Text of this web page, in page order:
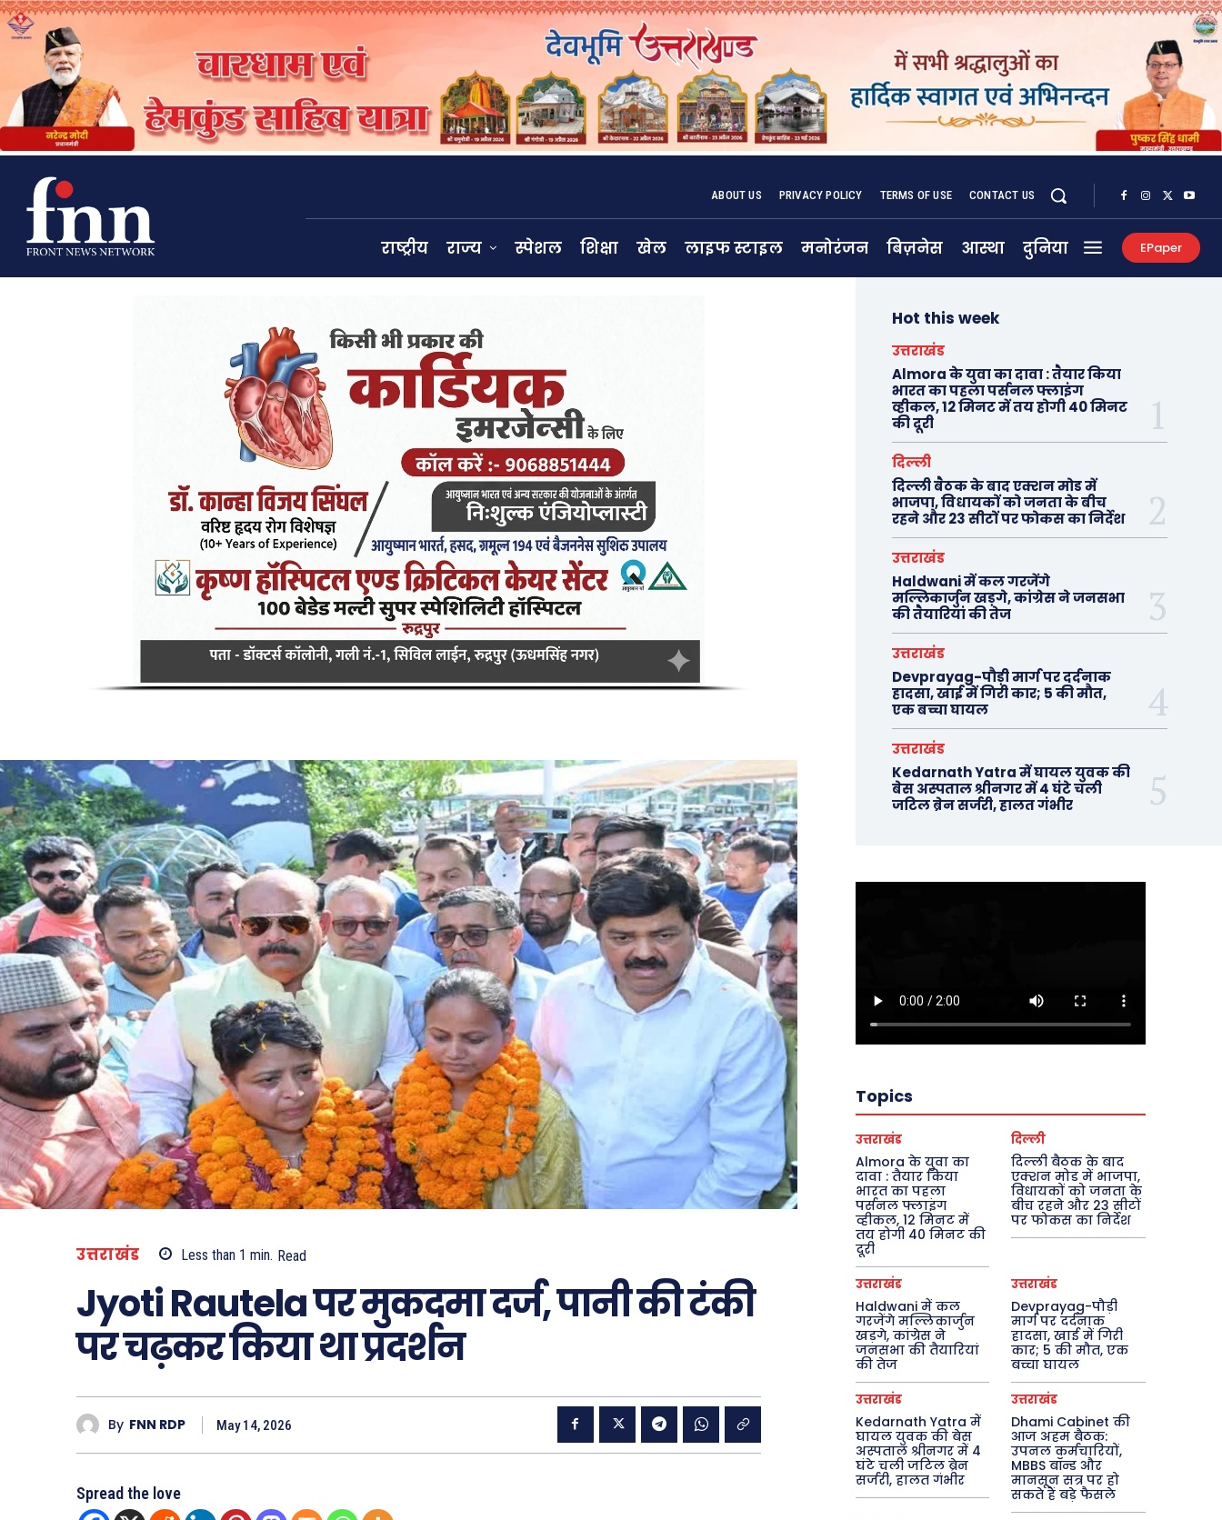
ABOUT US PRIVACY POLICY TERMS OF USE CONTACT US
राष्ट्रीय राज्य स्पेशल शिक्षा खेल लाइफ स्टाइल मनोरंजन बिज़नेस आस्था दुनिया EPaper
उत्तराखंड Less than 1 min. Read
Jyoti Rautela पर मुकदमा दर्ज, पानी की टंकी
पर चढ़कर किया था प्रदर्शन
By FNN RDP May 14, 2026
Spread the love
Hot this week
उत्तराखंड
Almora के युवा का दावा : तैयार किया
भारत का पहला पर्सनल फ्लाइंग
व्हीकल, 12 मिनट में तय होगी 40 मिनट
की दूरी
दिल्ली
दिल्ली बैठक के बाद एक्शन मोड में
भाजपा, विधायकों को जनता के बीच
रहने और 23 सीटों पर फोकस का निर्देश
उत्तराखंड
Haldwani में कल गरजेंगे
मल्लिकार्जुन खड़गे, कांग्रेस ने जनसभा
की तैयारियां की तेज
उत्तराखंड
Devprayag-पौड़ी मार्ग पर दर्दनाक
हादसा, खाई में गिरी कार; 5 की मौत,
एक बच्चा घायल
उत्तराखंड
Kedarnath Yatra में घायल युवक की
बेस अस्पताल श्रीनगर में 4 घंटे चली
जटिल ब्रेन सर्जरी, हालत गंभीर
Topics
उत्तराखंड
Almora के युवा का
दावा : तैयार किया
भारत का पहला
पर्सनल फ्लाइंग
व्हीकल, 12 मिनट में
तय होगी 40 मिनट की
दूरी
दिल्ली
दिल्ली बैठक के बाद
एक्शन मोड में भाजपा,
विधायकों को जनता के
बीच रहने और 23 सीटों
पर फोकस का निर्देश
उत्तराखंड
Haldwani में कल
गरजेंगे मल्लिकार्जुन
खड़गे, कांग्रेस ने
जनसभा की तैयारियां
की तेज
उत्तराखंड
Devprayag-पौड़ी
मार्ग पर दर्दनाक
हादसा, खाई में गिरी
कार; 5 की मौत, एक
बच्चा घायल
उत्तराखंड
Kedarnath Yatra में
घायल युवक की बेस
अस्पताल श्रीनगर में 4
घंटे चली जटिल ब्रेन
सर्जरी, हालत गंभीर
उत्तराखंड
Dhami Cabinet की
आज अहम बैठक:
उपनल कर्मचारियों,
MBBS बॉन्ड और
मानसून सत्र पर हो
सकते हैं बड़े फैसले